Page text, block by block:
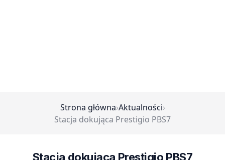
Strona główna›Aktualności›
Stacja dokująca Prestigio PBS7
Stacja dokująca Prestigio PBS7